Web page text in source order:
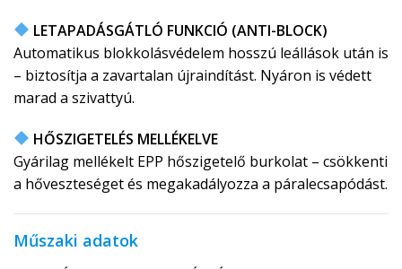
LETAPADÁSGÁTLÓ FUNKCIÓ (ANTI-BLOCK)
Automatikus blokkolásvédelem hosszú leállások után is
– biztosítja a zavartalan újraindítást. Nyáron is védett
marad a szivattyú.
HŐSZIGETELÉS MELLÉKELVE
Gyárilag mellékelt EPP hőszigetelő burkolat – csökkenti
a hőveszteséget és megakadályozza a páralecsapódást.
Műszaki adatok